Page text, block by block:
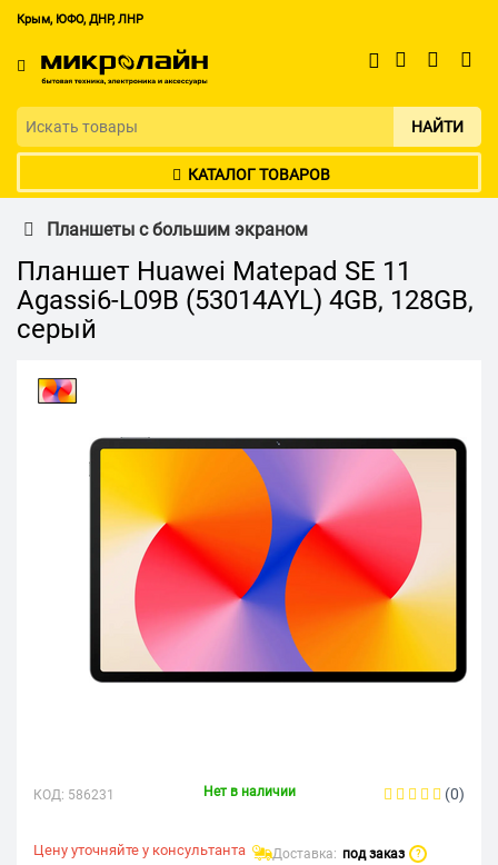
Крым, ЮФО, ДНР, ЛНР
НАЙТИ
КАТАЛОГ ТОВАРОВ
Планшеты с большим экраном
Планшет Huawei Matepad SE 11
Agassi6-L09B (53014AYL) 4GB, 128GB,
серый
КОД: 586231 Нет в наличии (0)
Цену уточняйте у консультанта Доставка: под заказ ?